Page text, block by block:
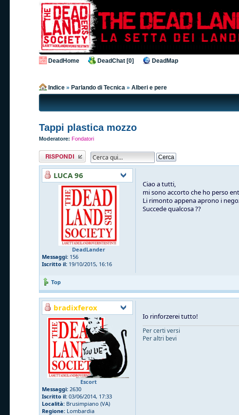
DeadHome DeadChat [0] DeadMap
Indice » Parlando di Tecnica » Alberi e pere
Tappi plastica mozzo
Moderatore: Fondatori
Rispondi al
messaggio
LUCA 96
DeadLander
Messaggi: 156
Iscritto il: 19/10/2015, 16:16
Ciao a tutti,
mi sono accorto che ho perso
Li rimonto appena aprono i
Succede qualcosa ??
Top
bradixferox
Escort
Messaggi: 2630
Iscritto il: 03/06/2014, 17:33
Località: Brusimpiano (VA)
Regione: Lombardia
Io rinforzerei tutto!
Per certi versi
Per altri bevi